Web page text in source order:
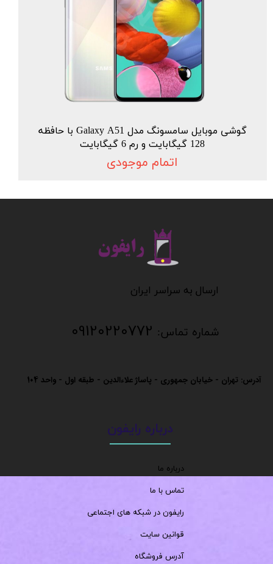
گوشی موبایل سامسونگ مدل Galaxy A51 با حافظه
128 گیگابایت و رم 6 گیگابایت
اتمام موجودی
​​​​​​ارسال به سراسر ایران
شماره تماس: 09120220772
آدرس: تهران - خیابان جمهوری - پاساژ علاءالدین - طبقه اول - واحد 104
درباره رایفون
درباره ما
تماس با ما
رایفون در شبکه های اجتماعی
قوانین سایت
آدرس فروشگاه